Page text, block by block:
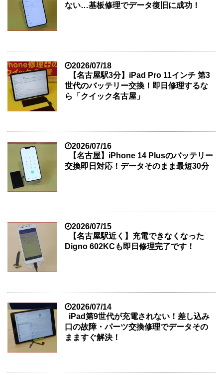
ない…基板修理でデータ復旧に成功！
2026/07/18
【名古屋駅3分】iPad Pro 11インチ 第3
世代のバッテリー交換！即日修理するな
ら「クイック名古屋」
2026/07/16
【名古屋】iPhone 14 Plusのバッテリー
交換即日対応！データそのまま最短30分
2026/07/15
【名古屋駅近く】充電できなくなった
Digno 602KCも即日修理完了です！
2026/07/14
iPad第9世代が充電されない！差し込み
口の故障・パーツ交換修理でデータその
まますぐ解決！